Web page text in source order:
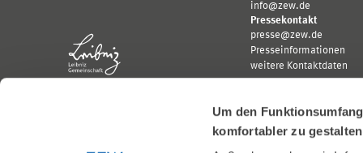
Um den
komfortabler zu
info@zew.de
Pressekontakt
presse@zew.de
Presseinformationen
weitere Kontaktdaten